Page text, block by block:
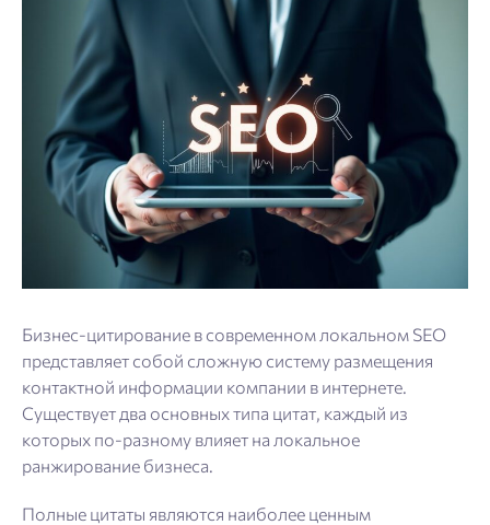
Бизнес-цитирование в современном локальном SEO
представляет собой сложную систему размещения
контактной информации компании в интернете.
Существует два основных типа цитат, каждый из
которых по-разному влияет на локальное
ранжирование бизнеса.
Полные цитаты являются наиболее ценным